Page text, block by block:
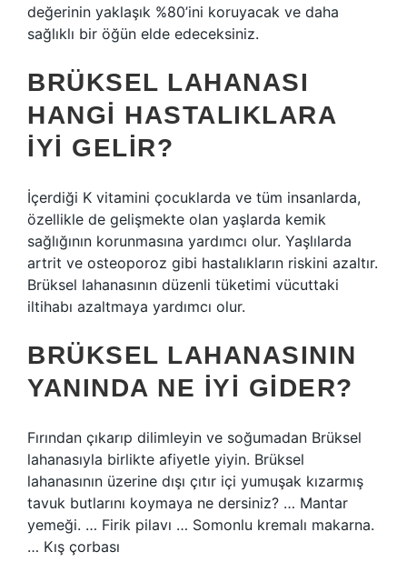
değerinin yaklaşık %80’ini koruyacak ve daha
sağlıklı bir öğün elde edeceksiniz.
BRÜKSEL LAHANASI
HANGI HASTALIKLARA
IYI GELIR?
İçerdiği K vitamini çocuklarda ve tüm insanlarda,
özellikle de gelişmekte olan yaşlarda kemik
sağlığının korunmasına yardımcı olur. Yaşlılarda
artrit ve osteoporoz gibi hastalıkların riskini azaltır.
Brüksel lahanasının düzenli tüketimi vücuttaki
iltihabı azaltmaya yardımcı olur.
BRÜKSEL LAHANASININ
YANINDA NE IYI GIDER?
Fırından çıkarıp dilimleyin ve soğumadan Brüksel
lahanasıyla birlikte afiyetle yiyin. Brüksel
lahanasının üzerine dışı çıtır içi yumuşak kızarmış
tavuk butlarını koymaya ne dersiniz? … Mantar
yemeği. … Firik pilavı … Somonlu kremalı makarna.
… Kış çorbası